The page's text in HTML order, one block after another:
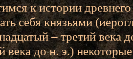
к истории
себя князьями
– третий века
века до н. э.)